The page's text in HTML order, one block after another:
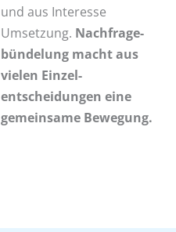
und aus Interesse
Umsetzung. Nachfrage­
bündelung macht aus
vielen Einzel­
entscheidungen eine
gemeinsame Bewegung.